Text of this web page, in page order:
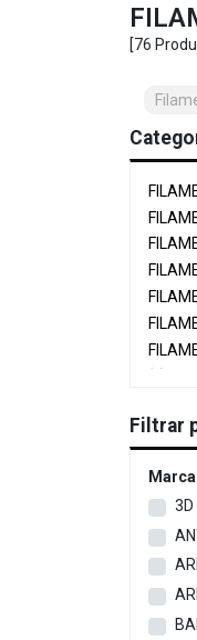
[76
Filtrar
Marca
3D